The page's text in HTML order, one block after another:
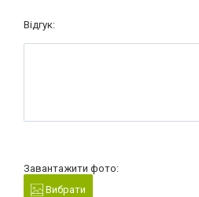
Відгук:
Завантажити фото:
Вибрати